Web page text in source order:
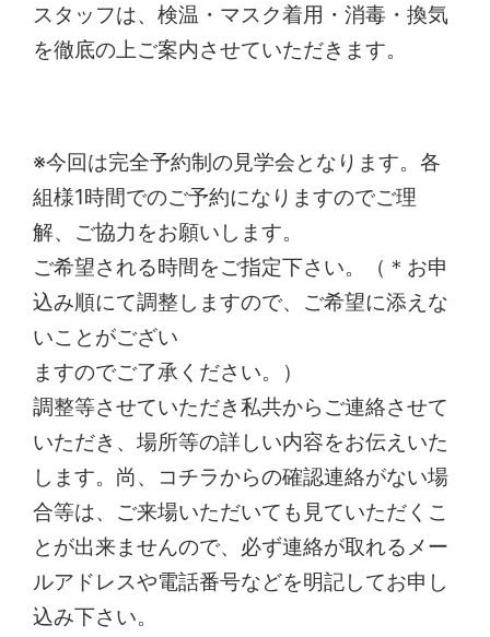
スタッフは、検温・マスク着用・消毒・換気
を徹底の上ご案内させていただきます。
※今回は完全予約制の見学会となります。各
組様1時間でのご予約になりますのでご理
解、ご協力をお願いします。
ご希望される時間をご指定下さい。（＊お申
込み順にて調整しますので、ご希望に添えな
いことがござい
ますのでご了承ください。）
調整等させていただき私共からご連絡させて
いただき、場所等の詳しい内容をお伝えいた
します。尚、コチラからの確認連絡がない場
合等は、ご来場いただいても見ていただくこ
とが出来ませんので、必ず連絡が取れるメー
ルアドレスや電話番号などを明記してお申し
込み下さい。